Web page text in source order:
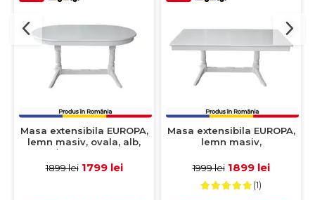
Masa extensibila EUROPA,
lemn masiv, ovala, alb,
160/240x90x70 cm
1899 lei 1799 lei
Masa extensibila EUROPA,
lemn masiv,
160/240x92x70 cm
1999 lei 1899 lei
(1)